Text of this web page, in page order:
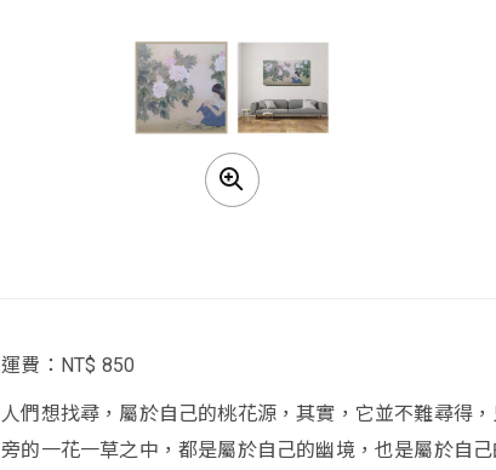
運費：NT$ 850
人們想找尋，屬於自己的桃花源，其實，它並不難尋得
旁的一花一草之中，都是屬於自己的幽境，也是屬於自己